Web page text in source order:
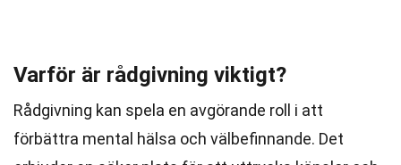
Varför är rådgivning viktigt?
Rådgivning kan spela en avgörande roll i att
förbättra mental hälsa och välbefinnande. Det